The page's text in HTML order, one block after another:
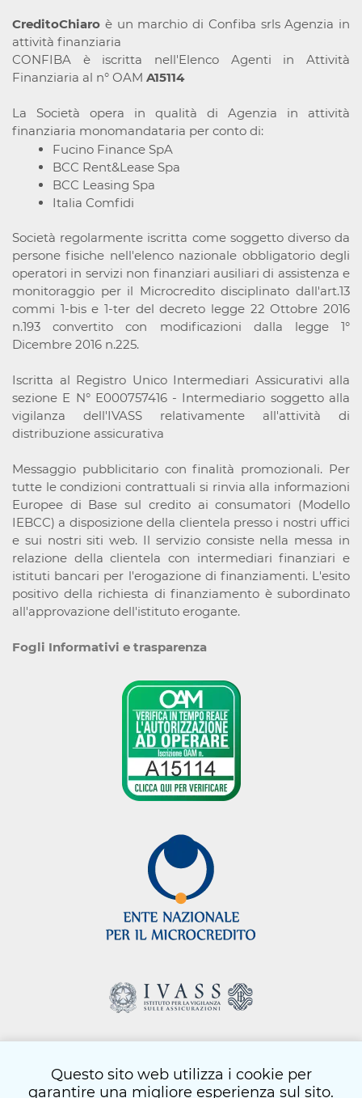
CreditoChiaro è un marchio di Confiba srls Agenzia in
attività finanziaria
CONFIBA è iscritta nell'Elenco Agenti in Attività
Finanziaria al n° OAM A15114
La Società opera in qualità di Agenzia in attività
finanziaria monomandataria per conto di:
Fucino Finance SpA
BCC Rent&Lease Spa
BCC Leasing Spa
Italia Comfidi
Società regolarmente iscritta come soggetto diverso da
persone fisiche nell'elenco nazionale obbligatorio degli
operatori in servizi non finanziari ausiliari di assistenza e
monitoraggio per il Microcredito disciplinato dall'art.13
commi 1-bis e 1-ter del decreto legge 22 Ottobre 2016
n.193 convertito con modificazioni dalla legge 1°
Dicembre 2016 n.225.
Iscritta al Registro Unico Intermediari Assicurativi alla
sezione E N° E000757416 - Intermediario soggetto alla
vigilanza dell'IVASS relativamente all'attività di
distribuzione assicurativa
Messaggio pubblicitario con finalità promozionali. Per
tutte le condizioni contrattuali si rinvia alla informazioni
Europee di Base sul credito ai consumatori (Modello
IEBCC) a disposizione della clientela presso i nostri uffici
e sui nostri siti web. Il servizio consiste nella messa in
relazione della clientela con intermediari finanziari e
istituti bancari per l'erogazione di finanziamenti. L'esito
positivo della richiesta di finanziamento è subordinato
all'approvazione dell'istituto erogante.
Fogli Informativi e trasparenza
html - © Copyright 2026
Questo sito web utilizza i cookie per
garantire una migliore esperienza sul sito.